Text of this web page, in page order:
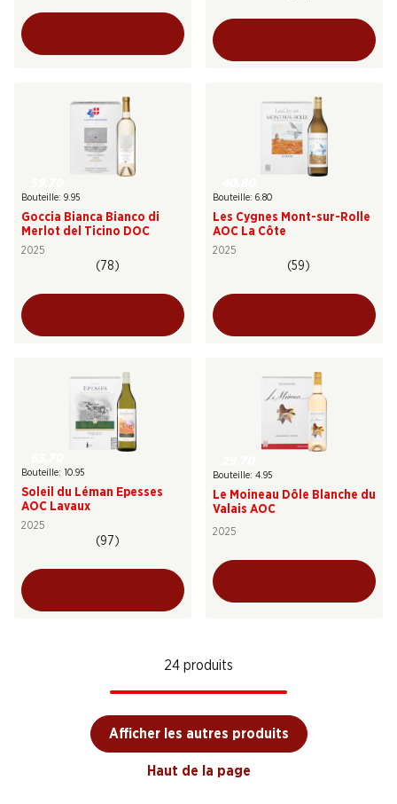
Bouteille: 9.95
Goccia Bianca Bianco di
Merlot del Ticino DOC
2025
(78)
Bouteille: 6.80
Les Cygnes Mont-sur-Rolle
AOC La Côte
2025
(59)
Bouteille: 10.95
Soleil du Léman Epesses
AOC Lavaux
2025
(97)
Bouteille: 4.95
Le Moineau Dôle Blanche du
Valais AOC
2025
24 produits
Afficher les autres produits
Haut de la page